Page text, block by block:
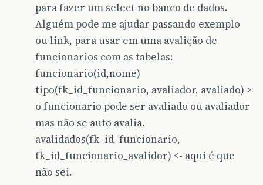
para fazer um select no banco de dados.
Alguém pode me ajudar passando exemplo
ou link, para usar em uma avalição de
funcionarios com as tabelas:
funcionario(id,nome)
tipo(fk_id_funcionario, avaliador, avaliado) >
o funcionario pode ser avaliado ou avaliador
mas não se auto avalia.
avalidados(fk_id_funcionario,
fk_id_funcionario_avalidor) <- aqui é que
não sei.